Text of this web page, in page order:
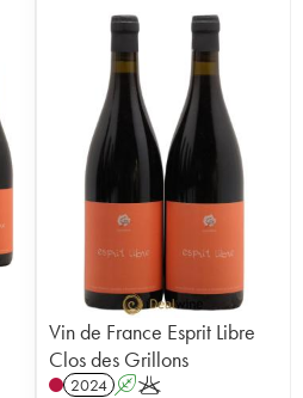
Vin de France Esprit Libre
Clos des Grillons
2024 AK